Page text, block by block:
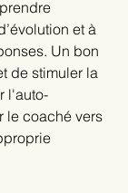
et à
Un bon
de stimuler la
l'auto-
le coaché vers